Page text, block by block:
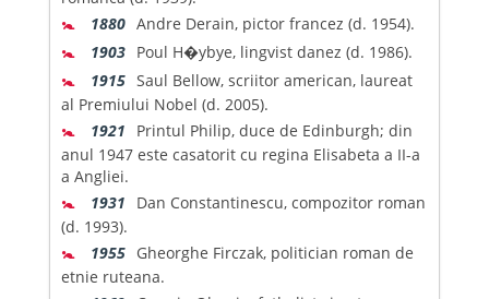
🚼 1880 Andre Derain, pictor francez (d. 1954).
🚼 1903 Poul H�ybye, lingvist danez (d. 1986).
🚼 1915 Saul Bellow, scriitor american, laureat
al Premiului Nobel (d. 2005).
🚼 1921
Printul Philip, duce de Edinburgh; din
anul 1947 este casatorit cu regina Elisabeta a II-a
a Angliei.
🚼 1931
Dan Constantinescu, compozitor roman
(d. 1993).
🚼 1955 Gheorghe Firczak, politician roman de
etnie ruteana.